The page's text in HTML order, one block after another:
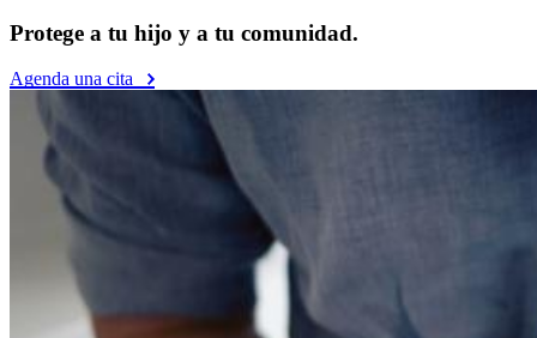
Protege a tu hijo y a tu comunidad.
Agenda una cita